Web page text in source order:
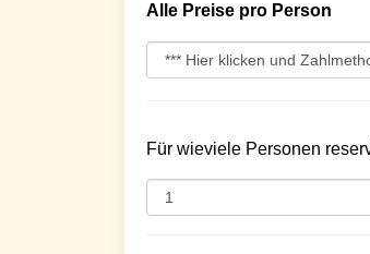
Alle Preise pro Person
Für wieviele Personen